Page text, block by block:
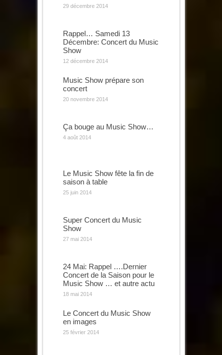
29 décembre 2014
Rappel… Samedi 13
Décembre: Concert du Music
Show
12 décembre 2014
Music Show prépare son
concert
20 novembre 2014
Ça bouge au Music Show…
4 août 2014
Le Music Show fête la fin de
saison à table
25 juin 2014
Super Concert du Music
Show
27 mai 2014
24 Mai: Rappel ….Dernier
Concert de la Saison pour le
Music Show … et autre actu
18 mai 2014
Le Concert du Music Show
en images
25 février 2014